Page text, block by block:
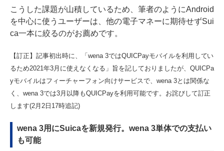
こうした課題が山積しているため、筆者のようにAndroid
を中心に使うユーザーは、他の電子マネーに期待せずSui
ca一本に絞るのがお薦めです。
【訂正】記事初出時に、「wena 3ではQUICPayモバイルを利用してい
るため2021年3月に使えなくなる」旨を記しておりましたが、QUICPa
yモバイルはフィーチャーフォン向けサービスで、wena 3とは関係な
く、wena 3では3月以降もQUICPayを利用可能です。お詫びして訂正
します(2月2日17時追記)
wena 3用にSuicaを新規発行。wena 3単体での支払い
も可能